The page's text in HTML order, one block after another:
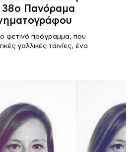
38ο Πανόραμα
φετινό πρόγραμμα, που
γαλλικές ταινίες, ένα